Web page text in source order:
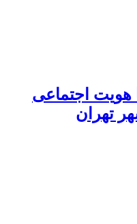
هویت اجتماعی
تهران